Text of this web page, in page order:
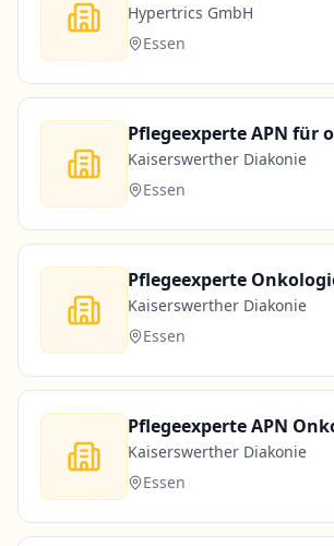
Hypertrics GmbH
Essen
Kaiserswerther Diakonie
Essen
Kaiserswerther Diakonie
Essen
Kaiserswerther Diakonie
Essen